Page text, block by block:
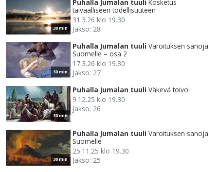
30 min
Puhalla Jumalan tuuli Kosketus
taivaalliseen todellisuuteen
31.3.26 klo 19.30
Jakso: 28
30 min
Puhalla Jumalan tuuli Varoituksen sanoja
Suomelle – osa 2
17.3.26 klo 19.30
Jakso: 27
30 min
Puhalla Jumalan tuuli Väkevä toivo!
9.12.25 klo 19.30
Jakso: 26
30 min
Puhalla Jumalan tuuli Varoituksen sanoja
Suomelle
25.11.25 klo 19.30
Jakso: 25